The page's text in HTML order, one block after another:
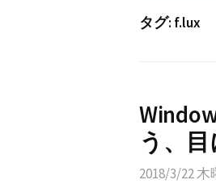
タグ: f.lux
う、
2018/3/22 木